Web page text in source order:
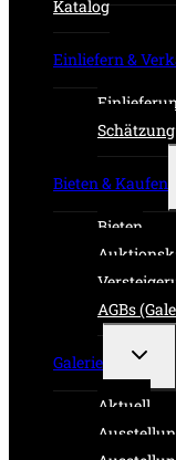
Katalog
Einliefern &
Schätzung
Bieten & Kaufen
Bieten
AGBs
Galerie
Aktuell